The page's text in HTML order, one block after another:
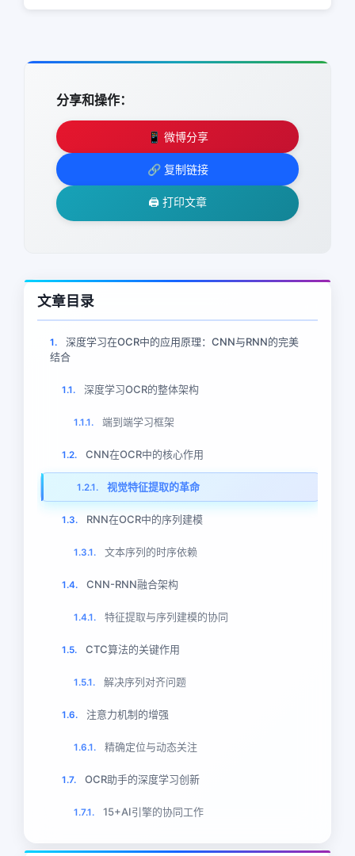
分享和操作：
📱 微博分享
🔗 复制链接
🖨️ 打印文章
文章目录
1.
深度学习在OCR中的应用原理：CNN与RNN的完美
结合
1.1. 深度学习OCR的整体架构
1.1.1. 端到端学习框架
1.2. CNN在OCR中的核心作用
1.2.1. 视觉特征提取的革命
1.3. RNN在OCR中的序列建模
1.3.1. 文本序列的时序依赖
1.4. CNN-RNN融合架构
1.4.1. 特征提取与序列建模的协同
1.5. CTC算法的关键作用
1.5.1. 解决序列对齐问题
1.6. 注意力机制的增强
1.6.1. 精确定位与动态关注
1.7. OCR助手的深度学习创新
1.7.1. 15+AI引擎的协同工作